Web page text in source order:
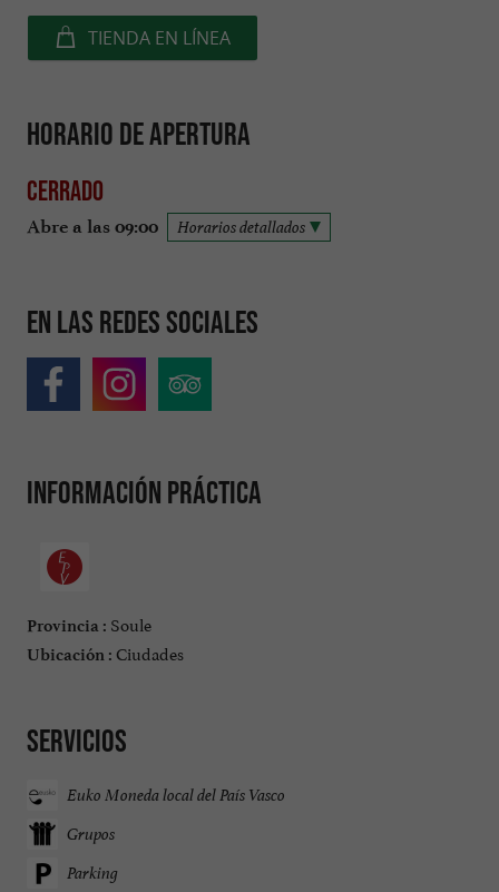
TIENDA EN LÍNEA
Horario de apertura
Cerrado
Abre a las 09:00 Horarios detallados
En las redes sociales
Información práctica
Provincia : Soule
Ubicación : Ciudades
Servicios
Euko Moneda local del País Vasco
Grupos
Parking